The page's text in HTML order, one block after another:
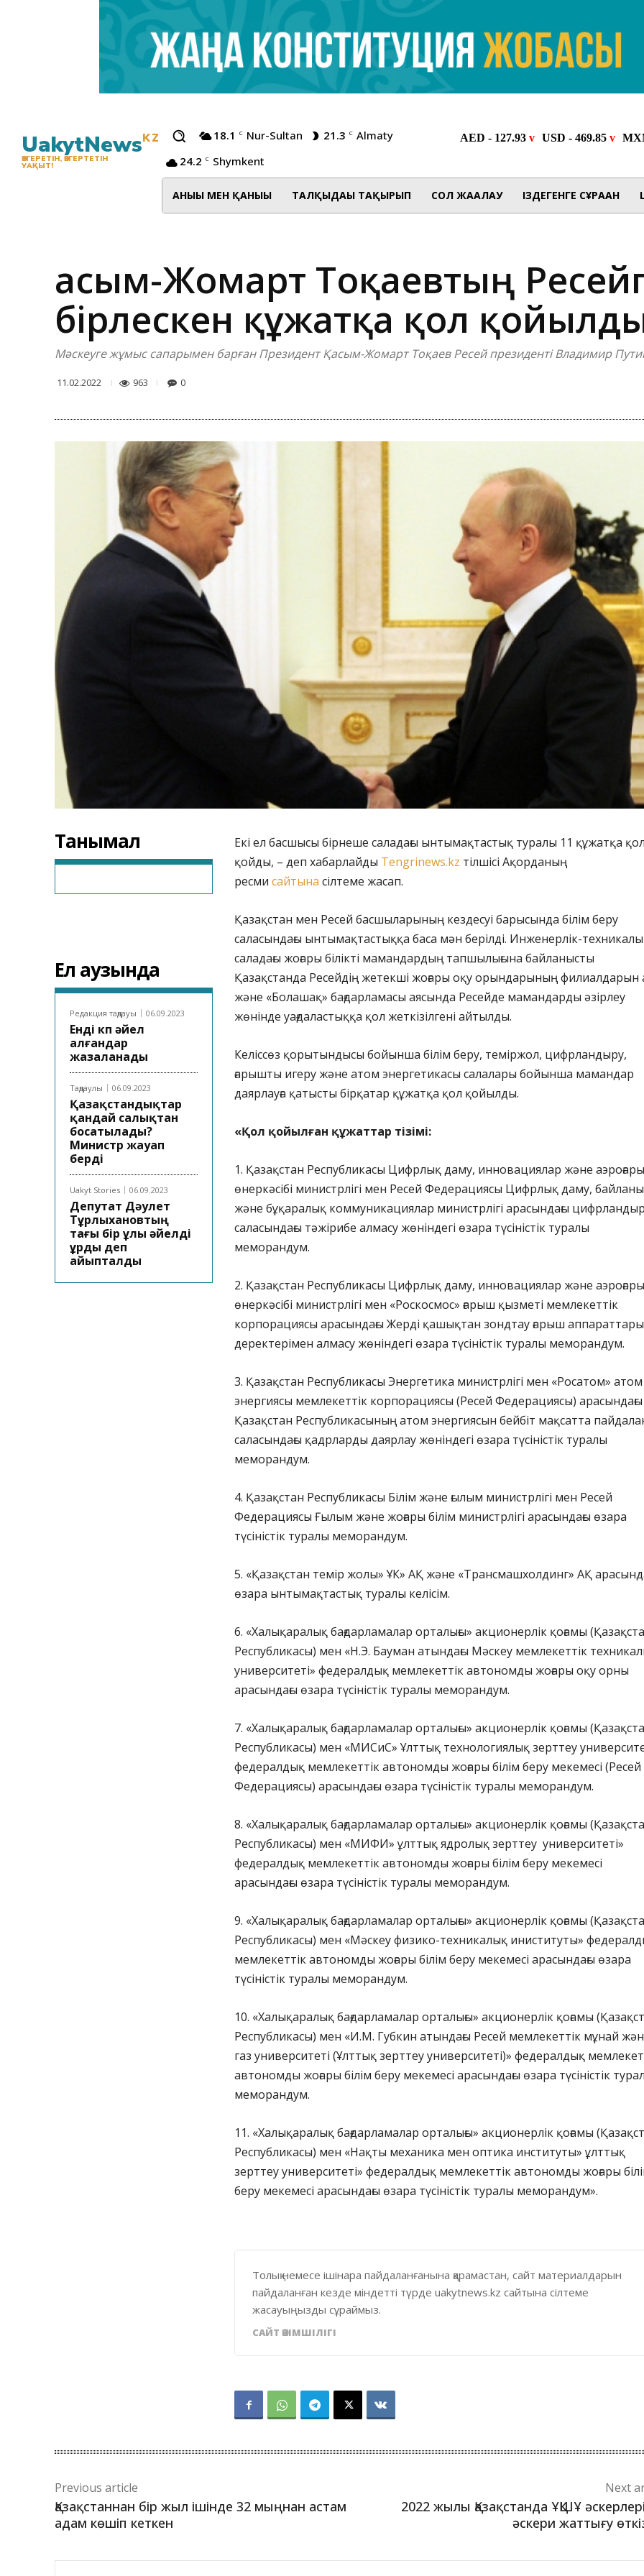
UakytNewsKZ
ӨЗГЕРЕТІН, ӨЗГЕРТЕТІН
УАҚЫТ!
18.1 C Nur-Sultan 21.3 C Almaty
24.2 C Shymkent
АНЫҒЫ МЕН ҚАНЫҒЫ ТАЛҚЫДАҒЫ ТАҚЫРЫП СОЛ ЖАҒАЛАУ ІЗДЕГЕНГЕ СҰРАҒАН
Қасым-Жомарт Тоқаевтың
бірлескен құжатқа қол
Мәскеуге жұмыс сапарымен барған Президент Қасым-Жомарт Тоқаев Ресей президенті Владимир
11.02.2022 963 0
Танымал
Ел аузында
Редакция таңдауы 06.09.2023
Енді көп әйел
алғандар
жазаланады
Таңдаулы 06.09.2023
Қазақстандықтар
қандай салықтан
босатылады?
Министр жауап
берді
Uakyt Stories 06.09.2023
Депутат Дәулет
Тұрлыхановтың
тағы бір ұлы әйелді
ұрды деп
айыпталды
Екі ел басшысы бірнеше саладағы ынтымақтастық туралы 11 құжатқа қол
қойды, – деп хабарлайды Tengrinews.kz тілшісі Ақорданың
ресми сайтына сілтеме жасап.
Қазақстан мен Ресей басшыларының кездесуі барысында білім беру
саласындағы ынтымақтастыққа баса мән берілді. Инженерлік-
саладағы жоғары білікті мамандардың тапшылығына байланысты
Қазақстанда Ресейдің жетекші жоғары оқу орындарының филиалдарын
және «Болашақ» бағдарламасы аясында Ресейде мамандарды әзірлеу
жөнінде уағдаластыққа қол жеткізілгені айтылды.
Келіссөз қорытындысы бойынша білім беру, теміржол, цифрландыру,
ғарышты игеру және атом энергетикасы салалары бойынша мамандар
даярлауға қатысты бірқатар құжатқа қол қойылды.
«Қол қойылған құжаттар тізімі:
1. Қазақстан Республикасы Цифрлық даму, инновациялар және
өнеркәсібі министрлігі мен Ресей Федерациясы Цифрлық даму,
және бұқаралық коммуникациялар министрлігі арасындағы
саласындағы тәжірибе алмасу жөніндегі өзара түсіністік туралы
меморандум.
2. Қазақстан Республикасы Цифрлық даму, инновациялар және
өнеркәсібі министрлігі мен «Роскосмос» ғарыш қызметі мемлекеттік
корпорациясы арасындағы Жерді қашықтан зондтау ғарыш
деректерімен алмасу жөніндегі өзара түсіністік туралы меморандум.
3. Қазақстан Республикасы Энергетика министрлігі мен «Росатом» атом
энергиясы мемлекеттік корпорациясы (Ресей Федерациясы) арасындағы
Қазақстан Республикасының атом энергиясын бейбіт мақсатта
саласындағы қадрларды даярлау жөніндегі өзара түсіністік туралы
меморандум.
4. Қазақстан Республикасы Білім және ғылым министрлігі мен Ресей
Федерациясы Ғылым және жоғары білім министрлігі арасындағы өзара
түсіністік туралы меморандум.
5. «Қазақстан темір жолы» ҰК» АҚ және «Трансмашхолдинг» АҚ
өзара ынтымақтастық туралы келісім.
6. «Халықаралық бағдарламалар орталығы» акционерлік қоғамы
Республикасы) мен «Н.Э. Бауман атындағы Мәскеу мемлекеттік
университеті» федералдық мемлекеттік автономды жоғары оқу орны
арасындағы өзара түсіністік туралы меморандум.
7. «Халықаралық бағдарламалар орталығы» акционерлік қоғамы
Республикасы) мен «МИСиС» Ұлттық технологиялық зерттеу
федералдық мемлекеттік автономды жоғары білім беру мекемесі (Ресей
Федерациясы) арасындағы өзара түсіністік туралы меморандум.
8. «Халықаралық бағдарламалар орталығы» акционерлік қоғамы
Республикасы) мен «МИФИ» ұлттық ядролық зерттеу университеті»
федералдық мемлекеттік автономды жоғары білім беру мекемесі
арасындағы өзара түсіністік туралы меморандум.
9. «Халықаралық бағдарламалар орталығы» акционерлік қоғамы
Республикасы) мен «Мәскеу физико-техникалық иниституты»
мемлекеттік автономды жоғары білім беру мекемесі арасындағы өзара
түсіністік туралы меморандум.
10. «Халықаралық бағдарламалар орталығы» акционерлік қоғамы
Республикасы) мен «И.М. Губкин атындағы Ресей мемлекеттік мұнай
газ университеті (Ұлттық зерттеу университеті)» федералдық
автономды жоғары білім беру мекемесі арасындағы өзара түсіністік
меморандум.
11. «Халықаралық бағдарламалар орталығы» акционерлік қоғамы
Республикасы) мен «Нақты механика мен оптика институты» ұлттық
зерттеу университеті» федералдық мемлекеттік автономды жоғары
беру мекемесі арасындағы өзара түсіністік туралы меморандум».
Толық немесе ішінара пайдаланғанына қарамастан, сайт материалдарын
пайдаланған кезде міндетті түрде uakytnews.kz сайтына сілтеме
жасауыңызды сұраймыз.
САЙТ ӘКІМШІЛІГІ
Previous article
Қазақстаннан бір жыл ішінде 32 мыңнан астам
адам көшіп кеткен
Next
2022 жылы Қазақстанда ҰҚШҰ
әскери жаттығу